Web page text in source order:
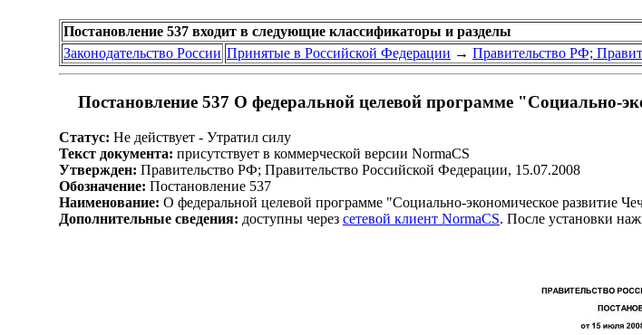
Постановление 537 входит в следующие классификаторы и разделы
Законодательство России Принятые в Российской Федерации → Правительство РФ;
Постановление 537 О федеральной целевой программе "Социально-
Статус: Не действует - Утратил силу
Текст документа: присутствует в коммерческой версии NormaCS
Утвержден: Правительство РФ; Правительство Российской Федерации, 15.07.2008
Обозначение: Постановление 537
Наименование: О федеральной целевой программе "Социально-экономическое развитие
Дополнительные сведения: доступны через сетевой клиент NormaCS. После установки